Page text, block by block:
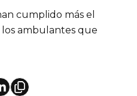
cumplido más el
ambulantes que